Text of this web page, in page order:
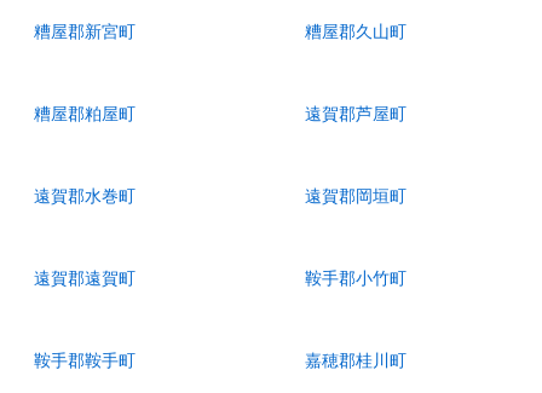
糟屋郡新宮町 糟屋郡久山町
糟屋郡粕屋町 遠賀郡芦屋町
遠賀郡水巻町 遠賀郡岡垣町
遠賀郡遠賀町 鞍手郡小竹町
鞍手郡鞍手町 嘉穂郡桂川町